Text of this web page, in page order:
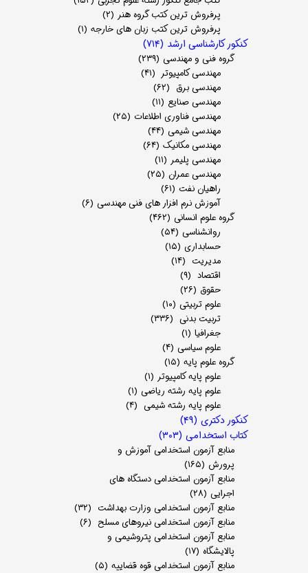
پرفروش ترین کتب گروه هنر (۲)
پرفروش ترین کتب زبان های خارجه (۱)
کنکور کارشناسی ارشد (۷۱۴)
گروه فنی و مهندسی (۲۳۹)
مهندسی کامپیوتر (۴۱)
مهندسی برق (۶۲)
مهندسی صنایع (۱۱)
مهندسی فناوری اطلاعات (۲۵)
مهندسی شیمی (۴۴)
مهندسی مکانیک (۶۴)
مهندسی پلیمر (۱۱)
مهندسی عمران (۲۵)
راهیان نفت (۶۱)
آموزش نرم افزار های فنی مهندسی (۶)
گروه علوم انسانی (۴۶۲)
روانشناسی (۵۴)
حسابداری (۱۵)
مدیریت (۱۴)
اقتصاد (۹)
حقوق (۲۶)
علوم تربیتی (۱۰)
تربیت بدنی (۳۳۶)
جغرافیا (۱)
علوم سیاسی (۴)
گروه علوم پایه (۱۵)
علوم پایه کامپیوتر (۱)
علوم پایه رشته ریاضی (۱)
علوم پایه رشته شیمی (۴)
کنکور دکتری (۴۹)
کتاب استخدامی (۳۰۳)
منابع آزمون استخدامی آموزش و
پرورش (۱۶۵)
منابع آزمون استخدامی دستگاه های
اجرایی (۲۸)
منابع آزمون استخدامی وزارت بهداشت (۳۲)
منابع آزمون استخدامی نیروهای مسلح (۶)
منابع آزمون استخدامی پتروشیمی و
پالایشگاه (۱۷)
منابع آزمون استخدامی قوه قضاییه (۵)